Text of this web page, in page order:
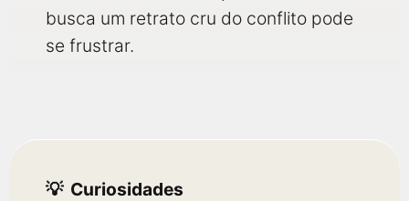
busca um retrato cru do conflito pode
se frustrar.
Curiosidades